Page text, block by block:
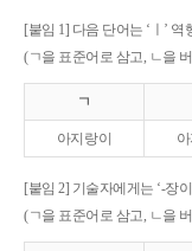
[붙임 1] 다음 단어는 ‘ㅣ’
(ㄱ을 표준어로 삼고, ㄴ을
ㄱ
아지랑이
[붙임 2] 기술자에게는 ‘-장
(ㄱ을 표준어로 삼고, ㄴ을